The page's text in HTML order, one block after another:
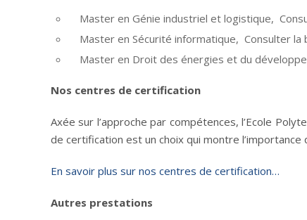
Master en Génie industriel et logistique,
Master en Sécurité informatique, Consulter la
Master en Droit des énergies et du
Nos centres de certification
Axée sur l’approche par compétences, l’Ecole
de certification est un choix qui montre
En savoir plus sur nos centres de certification…
Autres prestations